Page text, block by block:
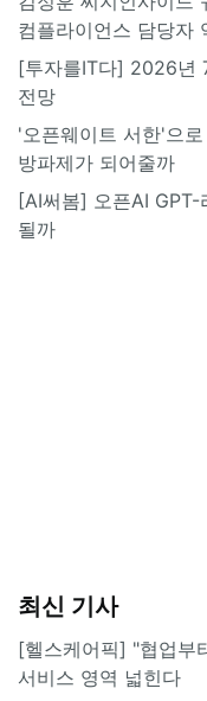
컴플라이언스 담당자
[투자를IT다] 2026년
전망
'오픈웨이트 서한'으로
방파제가 되어줄까
[AI써봄] 오픈AI GPT-
될까
최신 기사
[헬스케어픽] "협업부
서비스 영역 넓힌다